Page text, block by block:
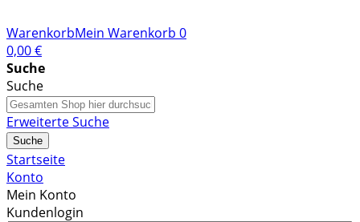
WarenkorbMein Warenkorb 0
0,00 €
Suche
Suche
Erweiterte Suche
Suche
Startseite
Konto
Mein Konto
Kundenlogin